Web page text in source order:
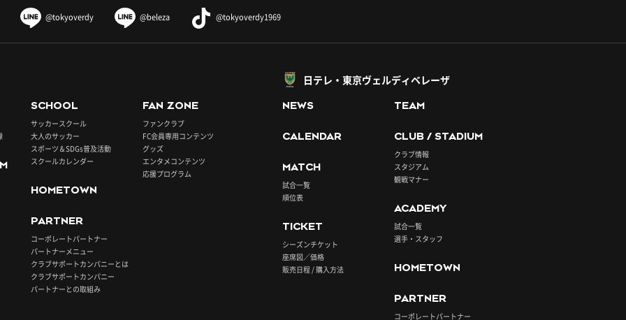
@tokyoverdy @beleza @tokyoverdy1969
SCHOOL
サッカースクール
大人のサッカー
スポーツ＆SDGs普及活動
スクールカレンダー
HOMETOWN
PARTNER
コーポレートパートナー
パートナーメニュー
クラブサポートカンパニーとは
クラブサポートカンパニー
パートナーとの取組み
FAN ZONE
ファンクラブ
FC会員専用コンテンツ
グッズ
エンタメコンテンツ
応援プログラム
日テレ・東京ヴェルディベレーザ
NEWS
CALENDAR
MATCH
試合一覧
順位表
TICKET
シーズンチケット
座席図／価格
販売日程 / 購入方法
TEAM
CLUB / STADIUM
クラブ情報
スタジアム
観戦マナー
ACADEMY
試合一覧
選手・スタッフ
HOMETOWN
PARTNER
コーポレートパートナー